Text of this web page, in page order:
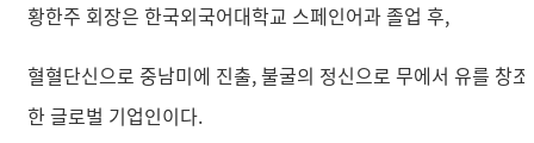
황한주 회장은 한국외국어대학교 스페인어과 졸업 후,
혈혈단신으로 중남미에 진출, 불굴의 정신으로 무에서 유를 창조
한 글로벌 기업인이다.